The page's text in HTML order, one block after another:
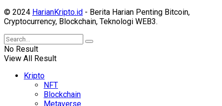
© 2024 HarianKripto.id - Berita Harian Penting Bitcoin,
Cryptocurrency, Blockchain, Teknologi WEB3.
No Result
View All Result
Kripto
NFT
Blockchain
Metaverse